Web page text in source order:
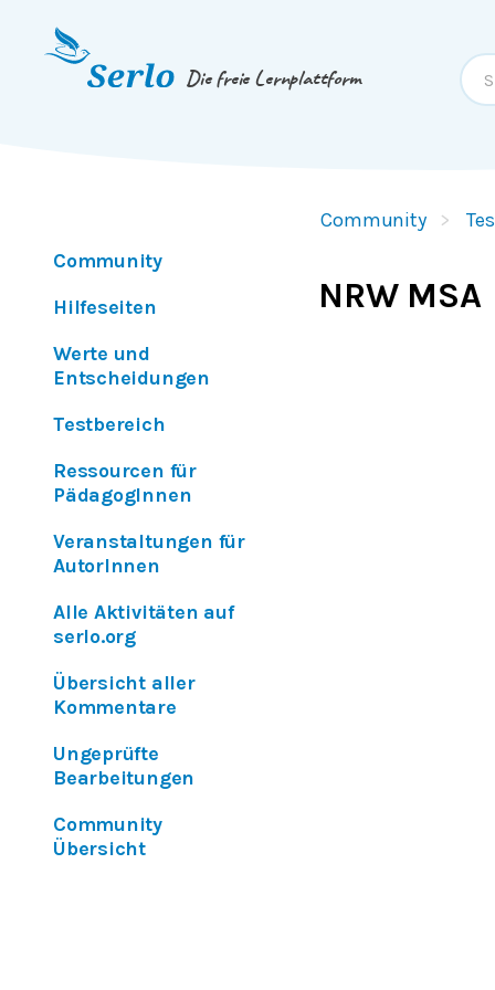
Springe zum
Die freie Lernplattform
Community
Hilfeseiten
Werte und
Entscheidungen
Testbereich
Ressourcen für
PädagogInnen
Veranstaltungen für
AutorInnen
Alle Aktivitäten auf
serlo.org
Übersicht aller
Kommentare
Ungeprüfte
Bearbeitungen
Community
Übersicht
Community
NRW MSA